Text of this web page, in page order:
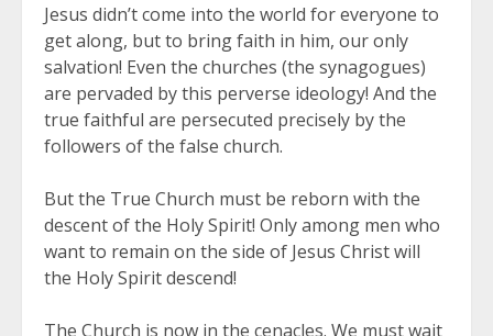
Jesus didn’t come into the world for everyone to
get along, but to bring faith in him, our only
salvation! Even the churches (the synagogues)
are pervaded by this perverse ideology! And the
true faithful are persecuted precisely by the
followers of the false church.
But the True Church must be reborn with the
descent of the Holy Spirit! Only among men who
want to remain on the side of Jesus Christ will
the Holy Spirit descend!
The Church is now in the cenacles. We must wait